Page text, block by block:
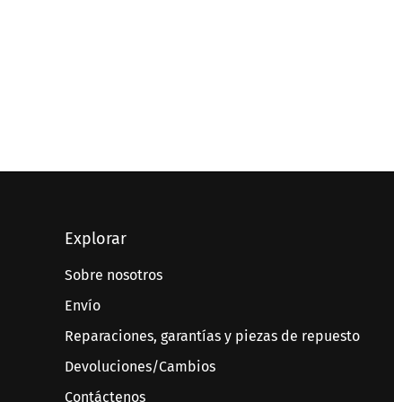
Explorar
Sobre nosotros
Envío
Reparaciones, garantías y piezas de repuesto
Devoluciones/Cambios
Contáctenos